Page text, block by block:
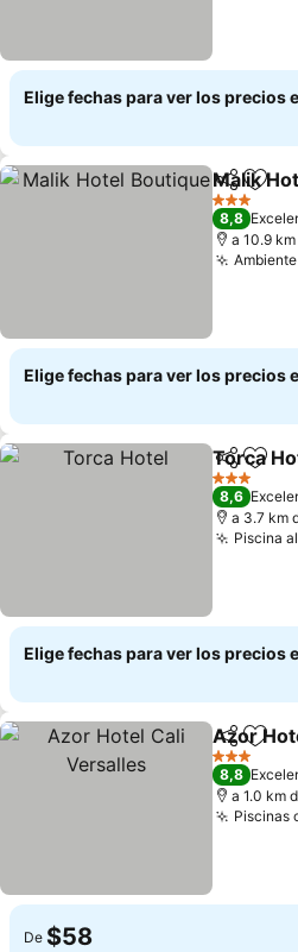
Elige fechas para ver los precios
Compartir
Malik
3 Estrellas
8,8
a 10.9
Elige fechas para ver los precios
Compartir
Torca
3 Estrellas
8,6
a 3.7 km
Piscina
Elige fechas para ver los precios
Compartir
Azor
3 Estrellas
8,8
a 1.0 km
Piscinas
De $58